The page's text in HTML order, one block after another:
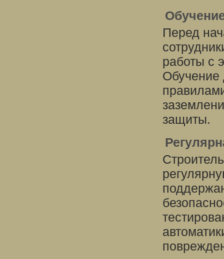
Перед
работы с
Обучение
защиты.